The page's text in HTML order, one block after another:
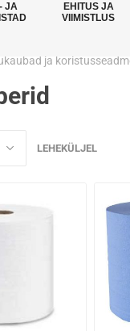
JA
EHITUS JA
VIIMISTLUS
ja
LEHEKÜLJEL